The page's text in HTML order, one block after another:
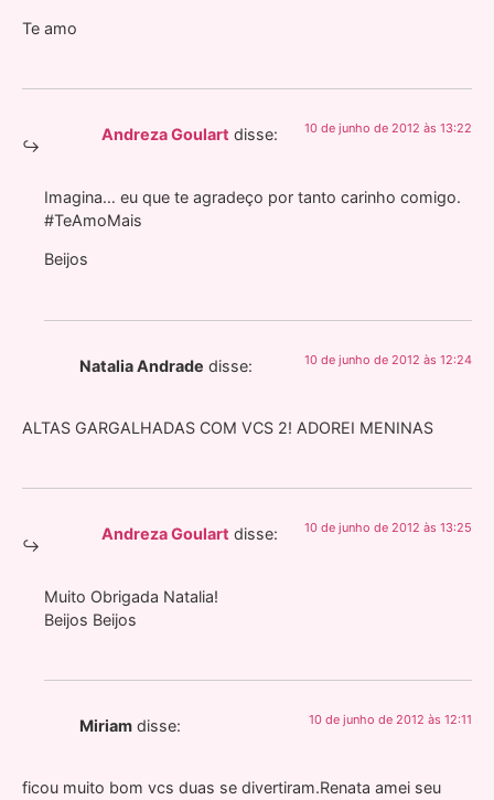
Te amo
Andreza Goulart disse: 10 de junho de 2012 às 13:22
Imagina… eu que te agradeço por tanto carinho comigo.
#TeAmoMais
Beijos
Natalia Andrade disse: 10 de junho de 2012 às 12:24
ALTAS GARGALHADAS COM VCS 2! ADOREI MENINAS
Andreza Goulart disse: 10 de junho de 2012 às 13:25
Muito Obrigada Natalia!
Beijos Beijos
Miriam disse: 10 de junho de 2012 às 12:11
ficou muito bom vcs duas se divertiram.Renata amei seu